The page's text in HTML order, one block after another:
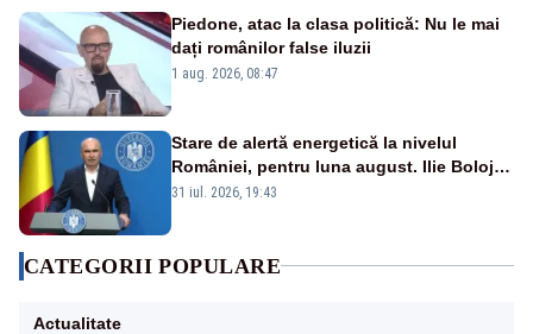
Piedone, atac la clasa politică: Nu le mai
dați românilor false iluzii
1 aug. 2026, 08:47
Stare de alertă energetică la nivelul
României, pentru luna august. Ilie Bolojan
a anunțat importuri și posibile restricții –
31 iul. 2026, 19:43
CATEGORII POPULARE
Actualitate